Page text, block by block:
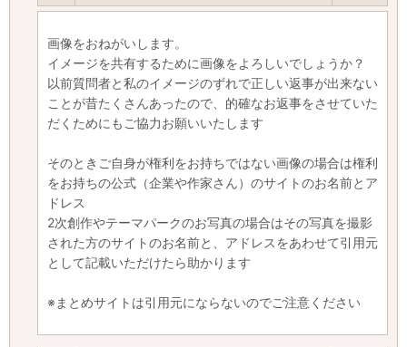
画像をおねがいします。
イメージを共有するために画像をよろしいでしょうか？
以前質問者と私のイメージのずれで正しい返事が出来ない
ことが昔たくさんあったので、的確なお返事をさせていた
だくためにもご協力お願いいたします
そのときご自身が権利をお持ちではない画像の場合は権利
をお持ちの公式（企業や作家さん）のサイトのお名前とア
ドレス
2次創作やテーマパークのお写真の場合はその写真を撮影
された方のサイトのお名前と、アドレスをあわせて引用元
として記載いただけたら助かります
※まとめサイトは引用元にならないのでご注意ください